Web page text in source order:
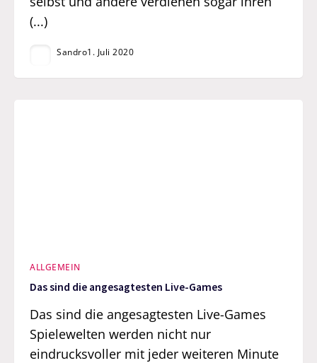
(...)
Sandro1. Juli 2020
ALLGEMEIN
Das sind die angesagtesten Live-Games
Das sind die angesagtesten Live-Games
Spielewelten werden nicht nur
eindrucksvoller mit jeder weiteren Minute